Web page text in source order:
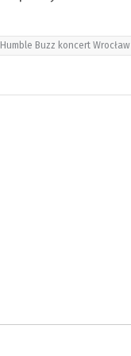
Humble Buzz koncert Wrocław